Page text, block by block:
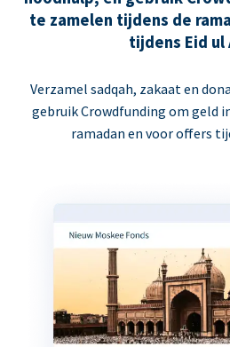
te zamelen tijdens de
tijdens Eid ul
Verzamel sadqah, zakaat en
gebruik Crowdfunding om geld
ramadan en voor offers